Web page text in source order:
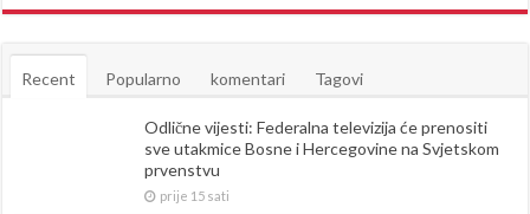
Recent Popularno komentari Tagovi
Odlične vijesti: Federalna televizija će prenositi
sve utakmice Bosne i Hercegovine na Svjetskom
prvenstvu
prije 15 sati